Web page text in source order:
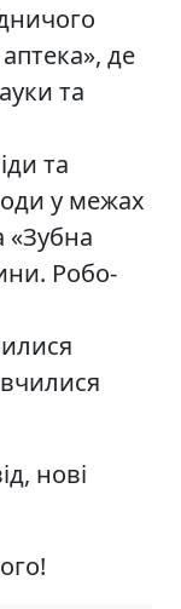
де
та
та
у межах
«Зубна
Робо-
нові